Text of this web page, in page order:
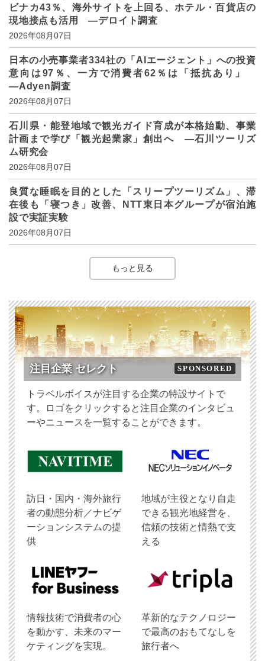
ビナカ43％、海外サイトを上回る、ホテル・百貨店の
現地接点も活用 ―デロイト調査
2026年08月07日
日本の小売事業者334社の「AIエージェント」への投資
意向は97％、一方で消費者62％は「抵抗あり」
―Adyen調査
2026年08月07日
石川県・能登地域で観光ガイド育成が本格始動、事業
計画まで学び「観光起業家」創出へ ―石川ツーリズ
ム研究会
2026年08月07日
良質な睡眠を目的とした「スリープツーリズム」、滞
在後も「寝つき」改善、NTT東日本グループが宿泊施
設で実証実験
2026年08月07日
もっと見る
注目企業 セレクト SPONSORED
トラベルボイスが注目する企業の特設サイトで
す。ロゴをクリックすると注目企業のインタビュ
ーやニュースを一覧することができます。
訪日・国内・海外旅行
者の動態分析／ナビゲ
ーションシステムの提
供
地域が主役となり自走
できる観光地経営を、
信頼の技術と情熱で支
える
情報技術で消費者の心
を動かす、未来のマー
ケティングを実現。
革新的なテクノロジー
で最高のおもてなしを
旅行者へ